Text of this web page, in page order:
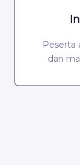
Peserta
dan